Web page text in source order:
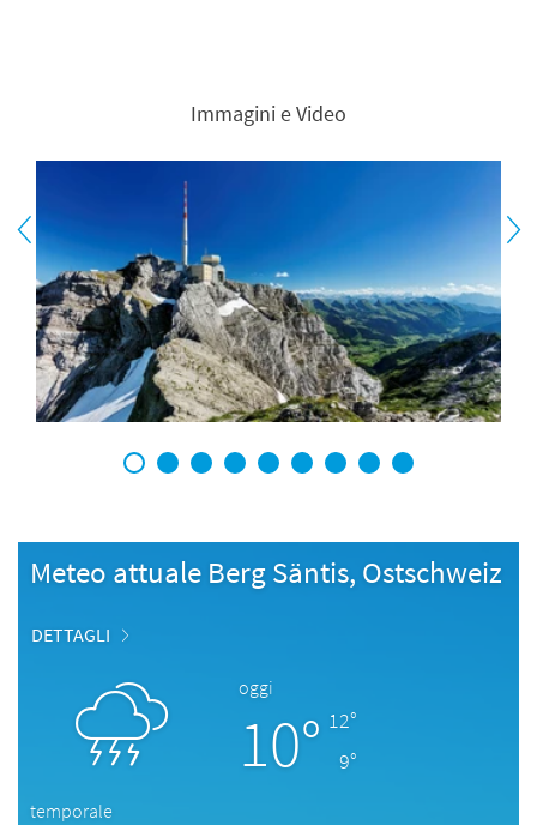
Immagini e Video
1 2 3 4 5 6 7 8 9
Meteo attuale Berg Säntis, Ostschweiz
DETTAGLI
oggi
10° 12°
9°
temporale